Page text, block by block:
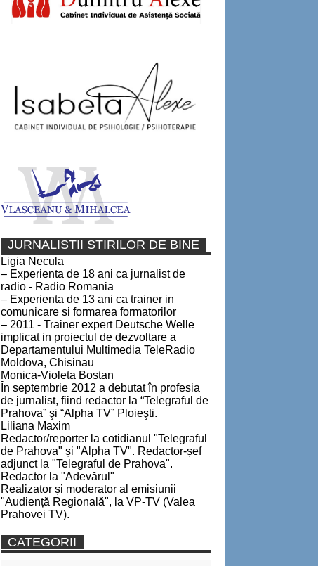
JURNALISTII STIRILOR DE BINE
Ligia Necula
– Experienta de 18 ani ca jurnalist de
radio - Radio Romania
– Experienta de 13 ani ca trainer in
comunicare si formarea formatorilor
– 2011 - Trainer expert Deutsche Welle
implicat in proiectul de dezvoltare a
Departamentului Multimedia TeleRadio
Moldova, Chisinau
Monica-Violeta Bostan
În septembrie 2012 a debutat în profesia
de jurnalist, fiind redactor la “Telegraful de
Prahova” şi “Alpha TV” Ploieşti.
Liliana Maxim
Redactor/reporter la cotidianul "Telegraful
de Prahova" și "Alpha TV". Redactor-șef
adjunct la "Telegraful de Prahova".
Redactor la "Adevărul"
Realizator și moderator al emisiunii
"Audiență Regională", la VP-TV (Valea
Prahovei TV).
CATEGORII
Categorii